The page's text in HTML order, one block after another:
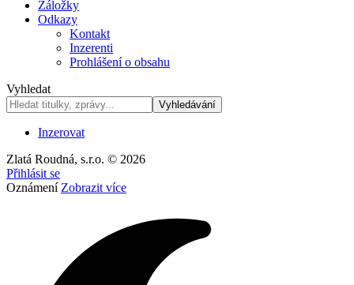
Záložky
Odkazy
Kontakt
Inzerenti
Prohlášení o obsahu
Vyhledat
Inzerovat
Zlatá Roudná, s.r.o. © 2026
Přihlásit se
Oznámení Zobrazit více